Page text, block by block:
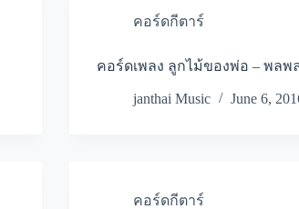
คอร์ดกีตาร์
คอร์ดเพลง ลูกไม้ของพ่อ – พลพ
janthai Music June 6,
คอร์ดกีตาร์